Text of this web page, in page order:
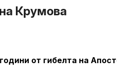
Крумова
от гибелта на